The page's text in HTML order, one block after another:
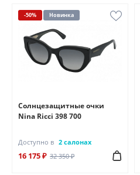
-50% Новинка
Солнцезащитные очки
Nina Ricci 398 700
Доступно в 2 салонах
16 175 ₽ 32 350 ₽